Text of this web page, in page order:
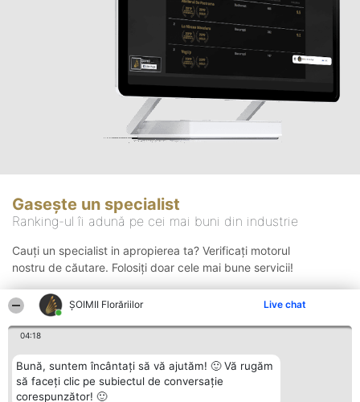
ȘOIMII Florăriilor Live chat
04:18
Bună, suntem încântați să vă ajutăm! 🙂 Vă rugăm
să faceți clic pe subiectul de conversație
corespunzător! 🙂
Gasește un specialist
Ranking-ul îi adună pe cei mai buni din industrie
Cauți un specialist in apropierea ta? Verificați motorul
nostru de căutare. Folosiți doar cele mai bune servicii!